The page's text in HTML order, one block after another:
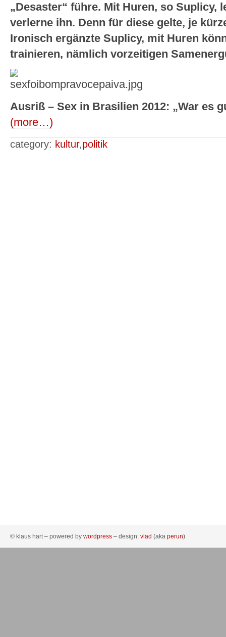
„Desaster“ führe. Mit Huren, so Suplicy,
verlerne ihn. Denn für diese gelte, je
Ironisch ergänzte Suplicy, mit Huren
trainieren, nämlich vorzeitigen
Ausriß – Sex in Brasilien 2012: „War es
(more…)
category: kultur,politik
© klaus hart – powered by wordpress – design: vlad (aka perun)